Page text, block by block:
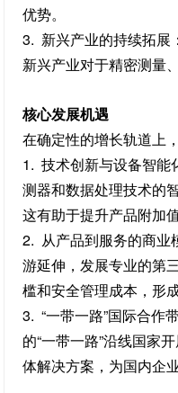
优势。
3. 新兴产业的持续拓展
新兴产业对于精密测量
核心发展机遇
在确定性的增长轨道上
1. 技术创新与设备智能
测器和数据处理技术的
这有助于提升产品附加
2. 从产品到服务的商业
游延伸，发展专业的第
槛和安全管理成本，形
3. “一带一路”国际合作
的“一带一路”沿线国家
体解决方案，为国内企